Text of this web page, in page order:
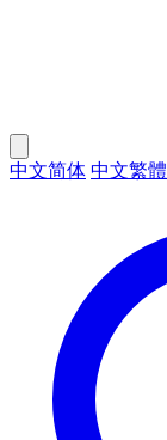
中文简体 中文繁體